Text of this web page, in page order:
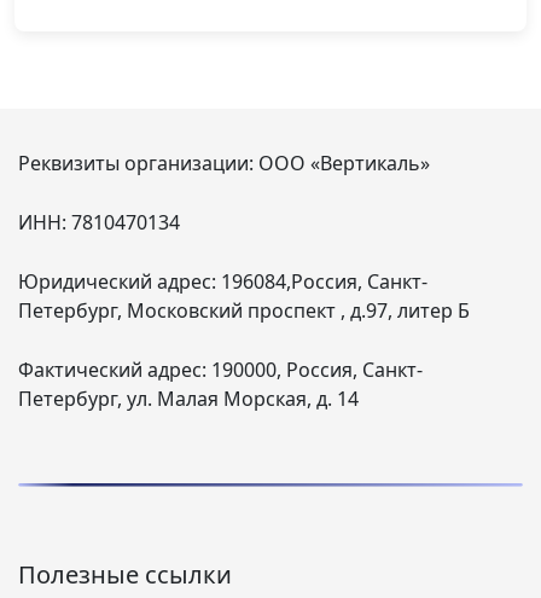
Реквизиты организации: ООО «Вертикаль»
ИНН: 7810470134
Юридический адрес: 196084,Россия, Санкт-
Петербург, Московский проспект , д.97, литер Б
Фактический адрес: 190000, Россия, Санкт-
Петербург, ул. Малая Морская, д. 14
Полезные ссылки